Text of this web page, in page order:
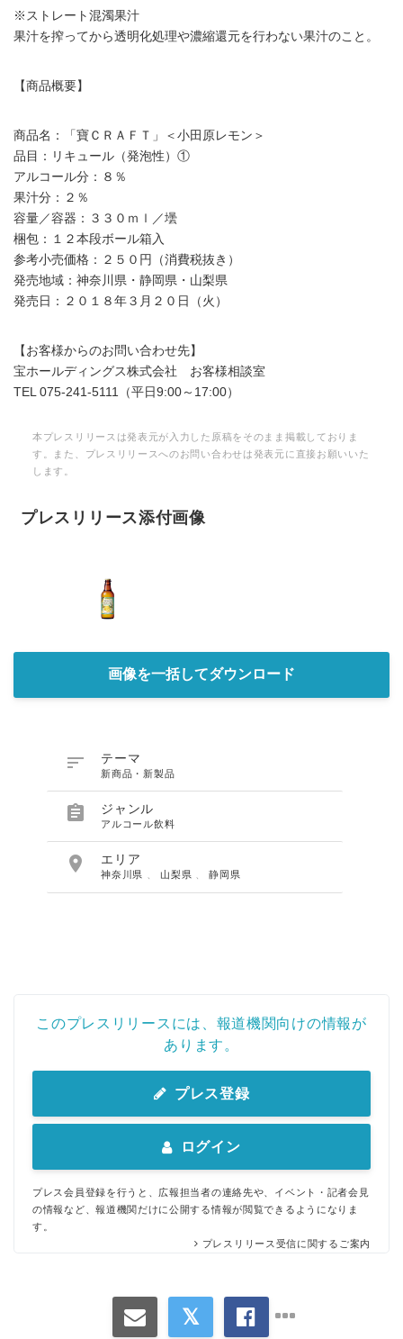
※ストレート混濁果汁
果汁を搾ってから透明化処理や濃縮還元を行わない果汁のこと。
【商品概要】
商品名：「寶ＣＲＡＦＴ」＜小田原レモン＞
品目：リキュール（発泡性）①
アルコール分：８％
果汁分：２％
容量／容器：３３０ｍｌ／壜
梱包：１２本段ボール箱入
参考小売価格：２５０円（消費税抜き）
発売地域：神奈川県・静岡県・山梨県
発売日：２０１８年３月２０日（火）
【お客様からのお問い合わせ先】
宝ホールディングス株式会社 お客様相談室
TEL 075-241-5111（平日9:00～17:00）
本プレスリリースは発表元が入力した原稿をそのまま掲載しておりま
す。また、プレスリリースへのお問い合わせは発表元に直接お願いいた
します。
プレスリリース添付画像
画像を一括してダウンロード
 テーマ
新商品・新製品
 ジャンル
アルコール飲料
 エリア
神奈川県 山梨県 、静岡県
このプレスリリースには、報道機関向けの情報が
あります。
プレス登録
ログイン
プレス会員登録を行うと、広報担当者の連絡先や、イベント・記者会見
の情報など、報道機関だけに公開する情報が閲覧できるようになりま
す。
プレスリリース受信に関するご案内